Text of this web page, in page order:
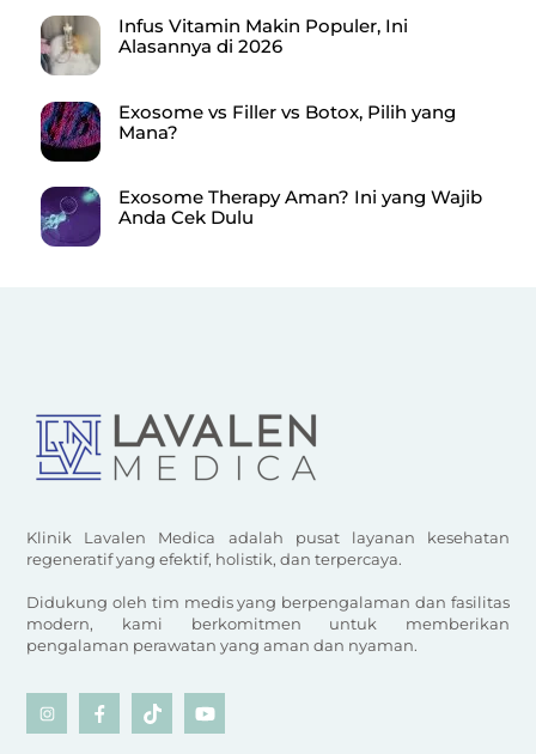
Infus Vitamin Makin Populer, Ini
Alasannya di 2026
Exosome vs Filler vs Botox, Pilih yang
Mana?
Exosome Therapy Aman? Ini yang Wajib
Anda Cek Dulu
Klinik Lavalen Medica adalah pusat layanan kesehatan
regeneratif yang efektif, holistik, dan terpercaya.
Didukung oleh tim medis yang berpengalaman dan fasilitas
modern, kami berkomitmen untuk memberikan
pengalaman perawatan yang aman dan nyaman.
Icon
Icon
Icon
Icon